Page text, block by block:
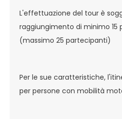
L'effettuazione del tour è
raggiungimento di minimo 15
(massimo 25 partecipanti)
Per le sue caratteristiche,
per persone con mobilità